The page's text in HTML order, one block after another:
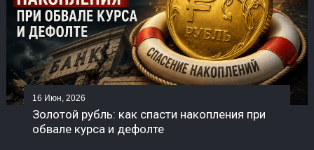
16 Июн, 2026
Золотой рубль: как спасти накопления при
обвале курса и дефолте